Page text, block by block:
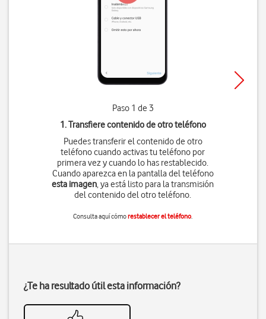
Paso 1 de 3
1. Transfiere contenido de otro teléfono
Puedes transferir el contenido de otro
teléfono cuando activas tu teléfono por
primera vez y cuando lo has restablecido.
Cuando aparezca en la pantalla del teléfono
esta imagen, ya está listo para la transmisión
del contenido del otro teléfono.
Consulta aquí cómorestablecer el teléfono.
¿Te ha resultado útil esta información?